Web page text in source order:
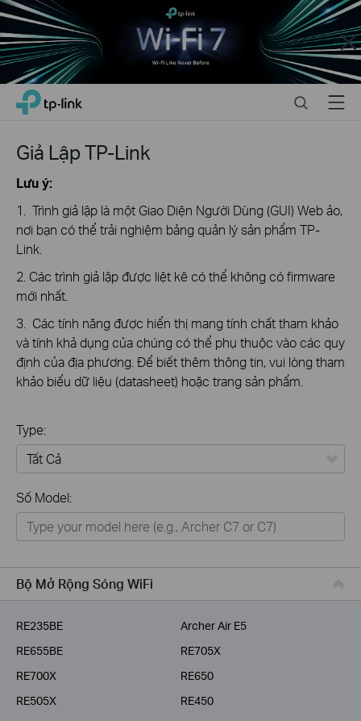
Close
Click
navigation
TP-Link, Reliably Smart SearchMenu
Giả Lập TP-Link
Lưu ý:
1. Trình giả lập là một Giao Diện Người Dùng (GUI) Web ảo,
nơi bạn có thể trải nghiệm bảng quản lý sản phẩm TP-
Link.
2. Các trình giả lập được liệt kê có thể không có firmware
mới nhất.
3. Các tính năng được hiển thị mang tính chất tham khảo
và tính khả dụng của chúng có thể phụ thuộc vào các quy
định của địa phương. Để biết thêm thông tin, vui lòng tham
khảo biểu dữ liệu (datasheet) hoặc trang sản phẩm.
Type:
Tất Cả
Thiết Bị Mạng
Nhà Thông Minh
Giải Pháp Doanh Nghiệp
Dịch Vụ Viễn Thông
Số Model:
Bộ Mở Rộng Sóng WiFi
RE235BE
Archer Air E5
RE655BE
RE705X
RE700X
RE650
RE505X
RE450